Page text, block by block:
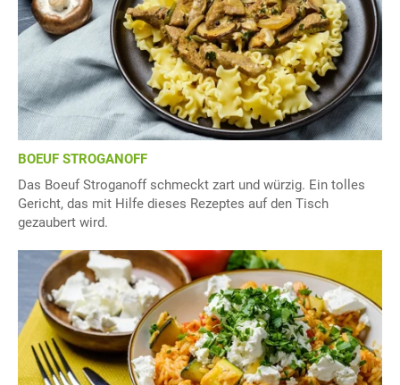
BOEUF STROGANOFF
Das Boeuf Stroganoff schmeckt zart und würzig. Ein tolles
Gericht, das mit Hilfe dieses Rezeptes auf den Tisch
gezaubert wird.